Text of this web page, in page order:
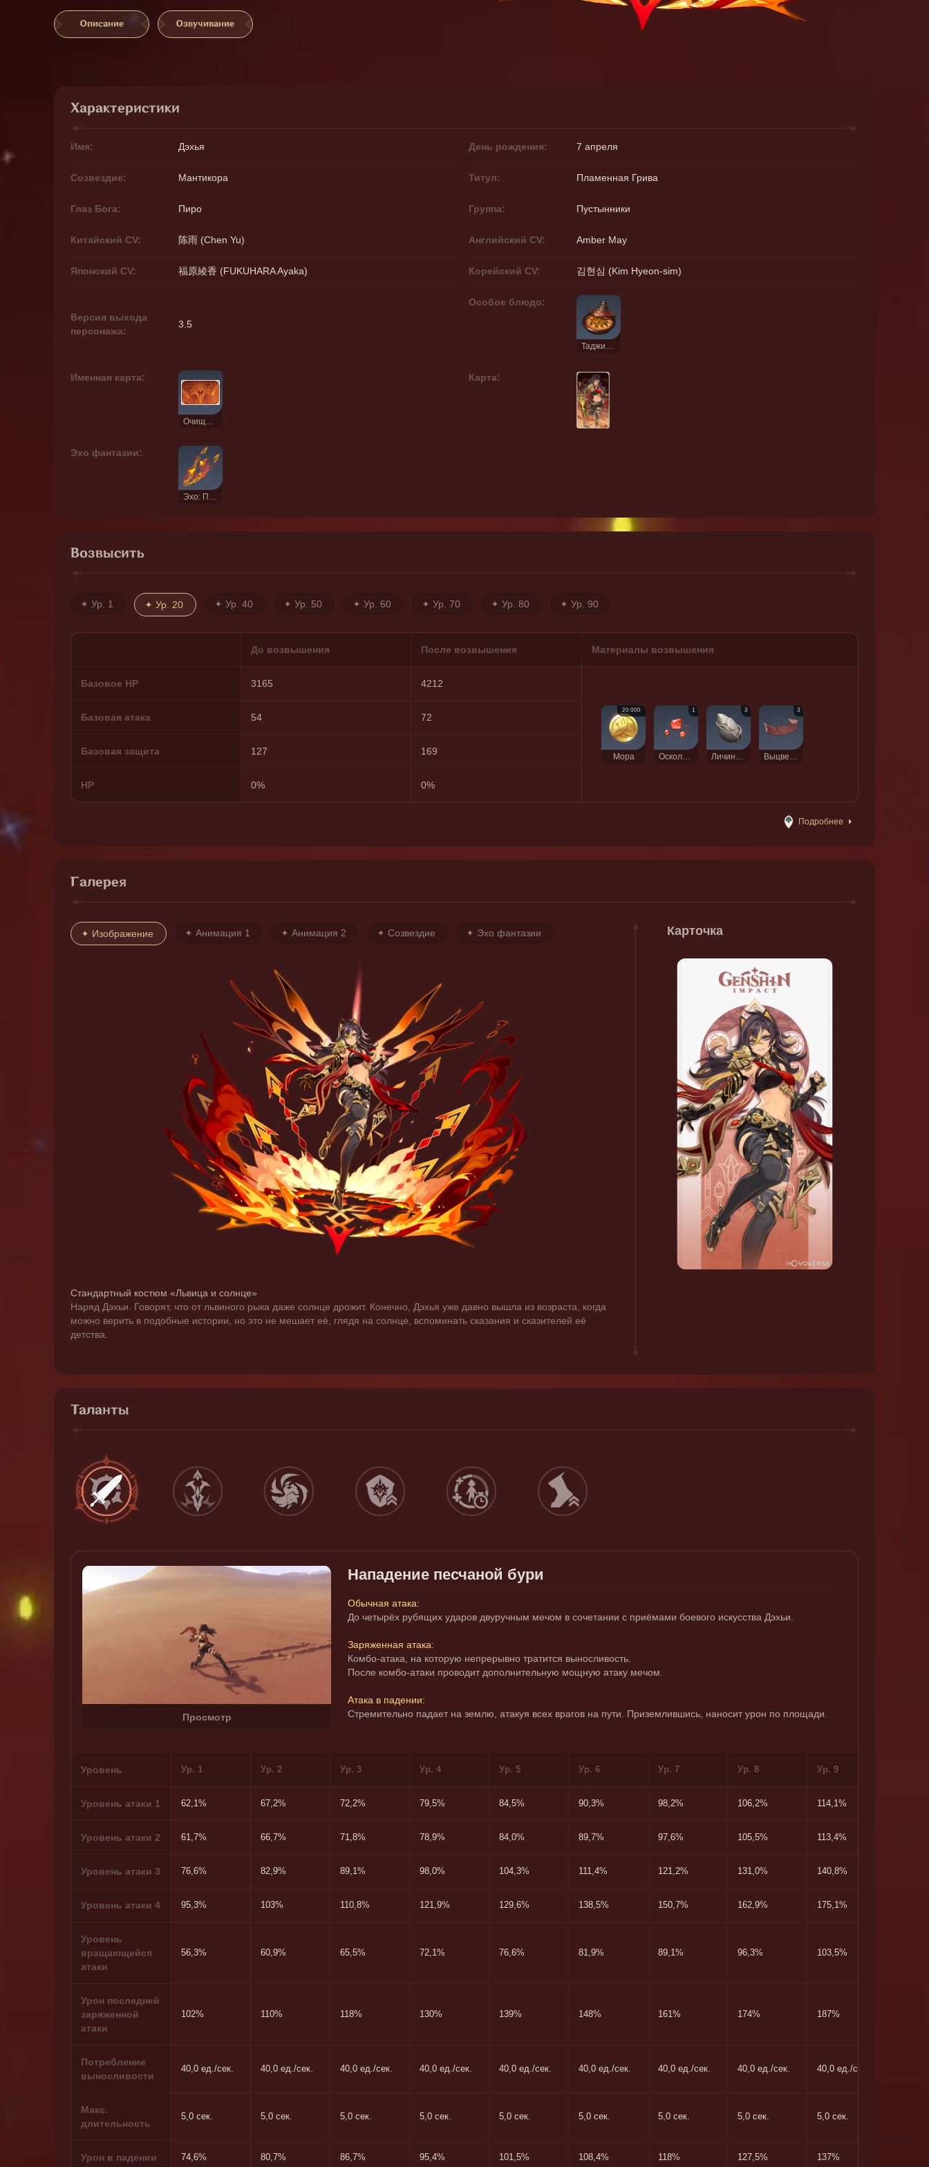
Описание Озвучивание
Характеристики
Имя: Дэхья День рождения: 7 апреля
Созвездие: Мантикора Титул: Пламенная Грива
Глаз Бога: Пиро Группа: Пустынники
Китайский CV: 陈雨 (Chen Yu) Английский CV: Amber May
Японский CV: 福原綾香 (FUKUHARA Ayaka) Корейский CV: 김현심 (Kim Hyeon-sim)
Версия выхода
персонажа:
3.5
Особое блюдо:
Таджин золотого пламени
Именная карта:
Очищающее пламя
Карта:
Эхо фантазии:
Эхо: Пламенная грива
Возвысить
Ур. 1 Ур. 20 Ур. 40 Ур. 50 Ур. 60 Ур. 70 Ур. 80 Ур. 90
До возвышения После возвышения Материалы возвышения
Базовое HP 3165 4212
20 000
Мора
1 3 3
Базовая атака 54 72
Базовая защита 127 169
HP 0% 0%
Подробнее
Галерея
Изображение Анимация 1 Анимация 2 Созвездие Эхо фантазии
Стандартный костюм «Львица и солнце»
Наряд Дэхьи. Говорят, что от львиного рыка даже солнце дрожит. Конечно, Дэхья уже давно вышла из возраста, когда
можно верить в подобные истории, но это не мешает её, глядя на солнце, вспоминать сказания и сказителей её
детства.
Карточка
Таланты
Просмотр
Нападение песчаной бури
Обычная атака:
До четырёх рубящих ударов двуручным мечом в сочетании с приёмами боевого искусства Дэхьи.
Заряженная атака:
Комбо-атака, на которую непрерывно тратится выносливость.
После комбо-атаки проводит дополнительную мощную атаку мечом.
Атака в падении:
Стремительно падает на землю, атакуя всех врагов на пути. Приземлившись, наносит урон по площади.
Уровень Ур. 1 Ур. 2 Ур. 3 Ур. 4 Ур. 5 Ур. 6 Ур. 7 Ур. 8 Ур. 9
Уровень атаки 1 62,1% 67,2% 72,2% 79,5% 84,5% 90,3% 98,2% 106,2% 114,1%
Уровень атаки 2 61,7% 66,7% 71,8% 78,9% 84,0% 89,7% 97,6% 105,5% 113,4%
Уровень атаки 3 76,6% 82,9% 89,1% 98,0% 104,3% 111,4% 121,2% 131,0% 140,8%
Уровень атаки 4 95,3% 103% 110,8% 121,9% 129,6% 138,5% 150,7% 162,9% 175,1%
Уровень
вращающейся
атаки
56,3% 60,9% 65,5% 72,1% 76,6% 81,9% 89,1% 96,3% 103,5%
Урон последней
заряженной
атаки
102% 110% 118% 130% 139% 148% 161% 174% 187%
Потребление
выносливости
40,0 ед./сек. 40,0 ед./сек. 40,0 ед./сек. 40,0 ед./сек. 40,0 ед./сек. 40,0 ед./сек. 40,0 ед./сек. 40,0 ед./сек. 40,0 ед./сек.
Макс.
длительность
5,0 сек. 5,0 сек. 5,0 сек. 5,0 сек. 5,0 сек. 5,0 сек. 5,0 сек. 5,0 сек. 5,0 сек.
Урон в падении 74,6% 80,7% 86,7% 95,4% 101,5% 108,4% 118% 127,5% 137%